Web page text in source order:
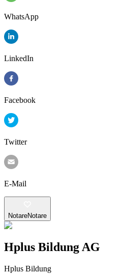
WhatsApp
LinkedIn
Facebook
Twitter
E-Mail
NotareNotare
Hplus Bildung AG
Hplus Bildung